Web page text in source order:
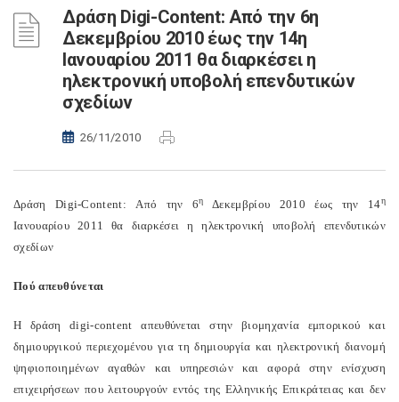
Δράση Digi-Content: Από την 6η
Δεκεμβρίου 2010 έως την 14η
Ιανουαρίου 2011 θα διαρκέσει η
ηλεκτρονική υποβολή επενδυτικών
σχεδίων
26/11/2010
Δράση Digi-Content: Από την 6η Δεκεμβρίου 2010 έως την 14η
Ιανουαρίου 2011 θα διαρκέσει η ηλεκτρονική υποβολή επενδυτικών
σχεδίων
Πού απευθύνεται
Η δράση digi-content απευθύνεται στην βιομηχανία εμπορικού και
δημιουργικού περιεχομένου για τη δημιουργία και ηλεκτρονική διανομή
ψηφιοποιημένων αγαθών και υπηρεσιών και αφορά στην ενίσχυση
επιχειρήσεων που λειτουργούν εντός της Ελληνικής Επικράτειας και δεν